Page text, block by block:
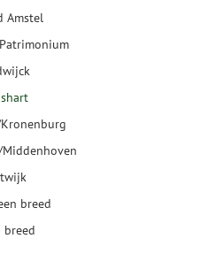
Amstel
breed
breed